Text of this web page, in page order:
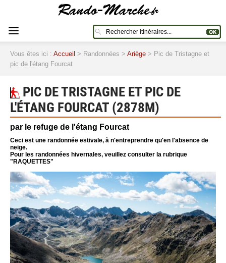
Vous êtes ici : Accueil > Randonnées > Ariège > Pic de Tristagne et
pic de l'étang Fourcat
PIC DE TRISTAGNE ET PIC DE
L'ÉTANG FOURCAT (2878M)
par le refuge de l'étang Fourcat
Ceci est une randonnée estivale, à n'entreprendre qu'en l'absence de
neige.
Pour les randonnées hivernales, veuillez consulter la rubrique
"RAQUETTES"